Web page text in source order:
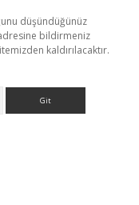
düşündüğünüz
bildirmeniz
kaldırılacaktır.